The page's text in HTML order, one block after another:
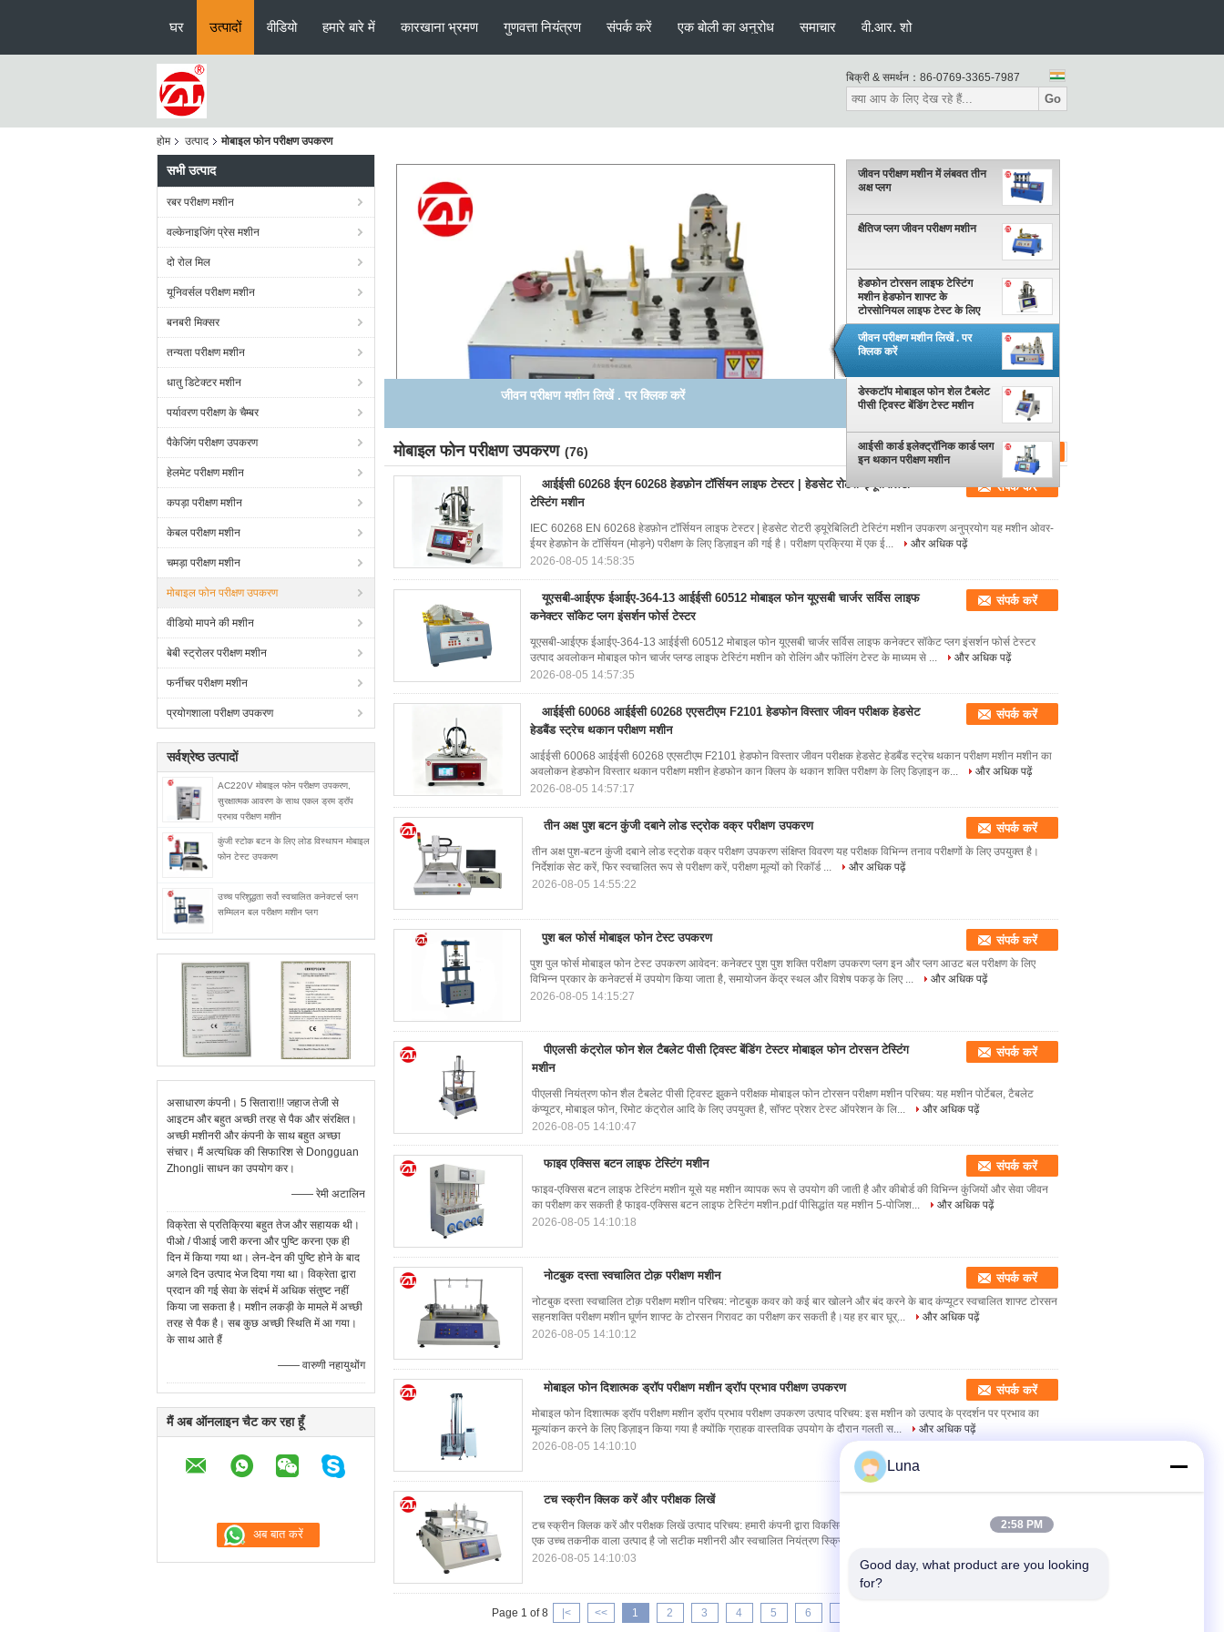
घर उत्पादों वीडियो हमारे बारे में कारखाना भ्रमण गुणवत्ता नियंत्रण संपर्क करें एक बोली का अनुरोध समाचार वी.आर. शो
बिक्री & समर्थन： 86-0769-3365-7987
Go
होम उत्पाद मोबाइल फोन परीक्षण उपकरण
सभी उत्पाद
रबर परीक्षण मशीन
वल्केनाइजिंग प्रेस मशीन
दो रोल मिल
यूनिवर्सल परीक्षण मशीन
बनबरी मिक्सर
तन्यता परीक्षण मशीन
धातु डिटेक्टर मशीन
पर्यावरण परीक्षण के चैम्बर
पैकेजिंग परीक्षण उपकरण
हेलमेट परीक्षण मशीन
कपड़ा परीक्षण मशीन
केबल परीक्षण मशीन
चमड़ा परीक्षण मशीन
मोबाइल फोन परीक्षण उपकरण
वीडियो मापने की मशीन
बेबी स्ट्रोलर परीक्षण मशीन
फर्नीचर परीक्षण मशीन
प्रयोगशाला परीक्षण उपकरण
सर्वश्रेष्ठ उत्पादों
AC220V मोबाइल फोन परीक्षण उपकरण,
सुरक्षात्मक आवरण के साथ एकल ड्रम ड्रॉप
प्रभाव परीक्षण मशीन
कुंजी स्टोक बटन के लिए लोड विस्थापन मोबाइल
फोन टेस्ट उपकरण
उच्च परिशुद्धता सर्वो स्वचालित कनेक्टर्स प्लग
सम्मिलन बल परीक्षण मशीन प्लग
असाधारण कंपनी। 5 सितारा!!! जहाज तेजी से
आइटम और बहुत अच्छी तरह से पैक और संरक्षित।
अच्छी मशीनरी और कंपनी के साथ बहुत अच्छा
संचार। मैं अत्यधिक की सिफारिश से Dongguan
Zhongli साधन का उपयोग कर।
—— रेमी अटालिन
विक्रेता से प्रतिक्रिया बहुत तेज और सहायक थी।
पीओ / पीआई जारी करना और पुष्टि करना एक ही
दिन में किया गया था। लेन-देन की पुष्टि होने के बाद
अगले दिन उत्पाद भेज दिया गया था। विक्रेता द्वारा
प्रदान की गई सेवा के संदर्भ में अधिक संतुष्ट नहीं
किया जा सकता है। मशीन लकड़ी के मामले में अच्छी
तरह से पैक है। सब कुछ अच्छी स्थिति में आ गया।
के साथ आते हैं
—— वारुणी नहायुथोंग
मैं अब ऑनलाइन चैट कर रहा हूँ
डेस्कटॉप मोबाइल फोन शेल टैबलेट पीसी ट्विस्ट बेंडिंग टेस्ट मशीन
जीवन परीक्षण मशीन में लंबवत तीन
अक्ष प्लग
क्षैतिज प्लग जीवन परीक्षण मशीन
हेडफोन टोरसन लाइफ टेस्टिंग
मशीन हेडफोन शाफ्ट के
टोरसोनियल लाइफ टेस्ट के लिए
जीवन परीक्षण मशीन लिखें . पर
क्लिक करें
डेस्कटॉप मोबाइल फोन शेल टैबलेट
पीसी ट्विस्ट बेंडिंग टेस्ट मशीन
आईसी कार्ड इलेक्ट्रॉनिक कार्ड प्लग
इन थकान परीक्षण मशीन
मोबाइल फोन परीक्षण उपकरण (76)
आईईसी 60268 ईएन 60268 हेडफ़ोन टॉर्सियन लाइफ टेस्टर | हेडसेट रोटरी ड्यूरेबिलिटी
टेस्टिंग मशीन
संपर्क करें
IEC 60268 EN 60268 हेडफ़ोन टॉर्सियन लाइफ टेस्टर | हेडसेट रोटरी ड्यूरेबिलिटी टेस्टिंग मशीन उपकरण अनुप्रयोग यह मशीन ओवर-
ईयर हेडफ़ोन के टॉर्सियन (मोड़ने) परीक्षण के लिए डिज़ाइन की गई है। परीक्षण प्रक्रिया में एक ई...
और अधिक पढ़ें
2026-08-05 14:58:35
यूएसबी-आईएफ ईआईए-364-13 आईईसी 60512 मोबाइल फोन यूएसबी चार्जर सर्विस लाइफ
कनेक्टर सॉकेट प्लग इंसर्शन फोर्स टेस्टर
संपर्क करें
यूएसबी-आईएफ ईआईए-364-13 आईईसी 60512 मोबाइल फोन यूएसबी चार्जर सर्विस लाइफ कनेक्टर सॉकेट प्लग इंसर्शन फोर्स टेस्टर
उत्पाद अवलोकन मोबाइल फोन चार्जर प्लग्ड लाइफ टेस्टिंग मशीन को रोलिंग और फॉलिंग टेस्ट के माध्यम से ...
और अधिक पढ़ें
2026-08-05 14:57:35
आईईसी 60068 आईईसी 60268 एएसटीएम F2101 हेडफोन विस्तार जीवन परीक्षक हेडसेट
हेडबैंड स्ट्रेच थकान परीक्षण मशीन
संपर्क करें
आईईसी 60068 आईईसी 60268 एएसटीएम F2101 हेडफोन विस्तार जीवन परीक्षक हेडसेट हेडबैंड स्ट्रेच थकान परीक्षण मशीन मशीन का
अवलोकन हेडफोन विस्तार थकान परीक्षण मशीन हेडफोन कान क्लिप के थकान शक्ति परीक्षण के लिए डिज़ाइन क...
और अधिक पढ़ें
2026-08-05 14:57:17
तीन अक्ष पुश बटन कुंजी दबाने लोड स्ट्रोक वक्र परीक्षण उपकरण संपर्क करें
तीन अक्ष पुश-बटन कुंजी दबाने लोड स्ट्रोक वक्र परीक्षण उपकरण संक्षिप्त विवरण यह परीक्षक विभिन्न तनाव परीक्षणों के लिए उपयुक्त है।
निर्देशांक सेट करें, फिर स्वचालित रूप से परीक्षण करें, परीक्षण मूल्यों को रिकॉर्ड ...
और अधिक पढ़ें
2026-08-05 14:55:22
पुश बल फोर्स मोबाइल फोन टेस्ट उपकरण संपर्क करें
पुश पुल फोर्स मोबाइल फोन टेस्ट उपकरण आवेदन: कनेक्टर पुश पुश शक्ति परीक्षण उपकरण प्लग इन और प्लग आउट बल परीक्षण के लिए
विभिन्न प्रकार के कनेक्टर्स में उपयोग किया जाता है, समायोजन केंद्र स्थल और विशेष पकड़ के लिए ...
और अधिक पढ़ें
2026-08-05 14:15:27
पीएलसी कंट्रोल फोन शेल टैबलेट पीसी ट्विस्ट बेंडिंग टेस्टर मोबाइल फोन टोरसन टेस्टिंग
मशीन
संपर्क करें
पीएलसी नियंत्रण फोन शैल टैबलेट पीसी ट्विस्ट झुकने परीक्षक मोबाइल फोन टोरसन परीक्षण मशीन परिचय: यह मशीन पोर्टेबल, टैबलेट
कंप्यूटर, मोबाइल फोन, रिमोट कंट्रोल आदि के लिए उपयुक्त है, सॉफ्ट प्रेशर टेस्ट ऑपरेशन के लि...
और अधिक पढ़ें
2026-08-05 14:10:47
फाइव एक्सिस बटन लाइफ टेस्टिंग मशीन संपर्क करें
फाइव-एक्सिस बटन लाइफ टेस्टिंग मशीन यूसे यह मशीन व्यापक रूप से उपयोग की जाती है और कीबोर्ड की विभिन्न कुंजियों और सेवा जीवन
का परीक्षण कर सकती है फाइव-एक्सिस बटन लाइफ टेस्टिंग मशीन.pdf पीसिद्धांत यह मशीन 5-पोजिश...
और अधिक पढ़ें
2026-08-05 14:10:18
नोटबुक दस्ता स्वचालित टोक़ परीक्षण मशीन संपर्क करें
नोटबुक दस्ता स्वचालित टोक़ परीक्षण मशीन परिचय: नोटबुक कवर को कई बार खोलने और बंद करने के बाद कंप्यूटर स्वचालित शाफ्ट टोरसन
सहनशक्ति परीक्षण मशीन घूर्णन शाफ्ट के टोरसन गिरावट का परीक्षण कर सकती है।यह हर बार घूर्...
और अधिक पढ़ें
2026-08-05 14:10:12
मोबाइल फोन दिशात्मक ड्रॉप परीक्षण मशीन ड्रॉप प्रभाव परीक्षण उपकरण संपर्क करें
मोबाइल फोन दिशात्मक ड्रॉप परीक्षण मशीन ड्रॉप प्रभाव परीक्षण उपकरण उत्पाद परिचय: इस मशीन को उत्पाद के प्रदर्शन पर प्रभाव का
मूल्यांकन करने के लिए डिज़ाइन किया गया है क्योंकि ग्राहक वास्तविक उपयोग के दौरान गलती स...
और अधिक पढ़ें
2026-08-05 14:10:10
टच स्क्रीन क्लिक करें और परीक्षक लिखें
टच स्क्रीन क्लिक करें और परीक्षक लिखें उत्पाद परिचय: हमारी कंपनी द्वारा विकसित और निर्मित टच स्क्रीन क्लिक स्क्रिबिंग परीक्षण मशीन
एक उच्च तकनीक वाला उत्पाद है जो सटीक मशीनरी और स्वचालित नियंत्रण स्क्रिबिंग को ...
2026-08-05 14:10:03
Page 1 of 8 |< << 1 2 3 4 5 6
Luna
2:58 PM
Good day, what product are you looking
for?